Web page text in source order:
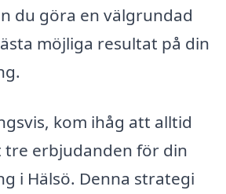
du göra en välgrundad
möjliga resultat på din
kom ihåg att alltid
tre erbjudanden för din
i Hälsö. Denna strategi